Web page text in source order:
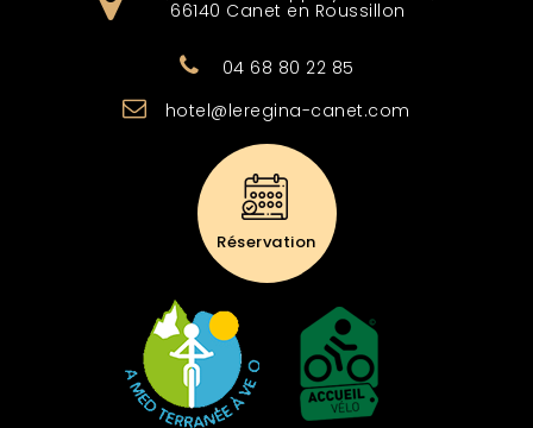
66140 Canet en Roussillon
04 68 80 22 85
hotel@leregina-canet.com
Réservation